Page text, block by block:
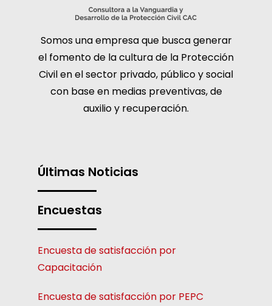
Somos una empresa que busca generar
el fomento de la cultura de la Protección
Civil en el sector privado, público y social
con base en medias preventivas, de
auxilio y recuperación.
Últimas Noticias
Encuestas
Encuesta de satisfacción por
Capacitación
Encuesta de satisfacción por PEPC